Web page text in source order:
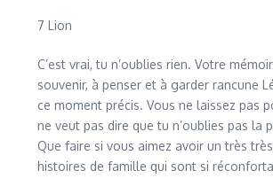
7 Lion
C’est vrai, tu n’oublies rien. Votre
souvenir, à penser et à garder rancune
ce moment précis. Vous ne laissez pas
ne veut pas dire que tu n’oublies pas la
Que faire si vous aimez avoir un très
histoires de famille qui sont si